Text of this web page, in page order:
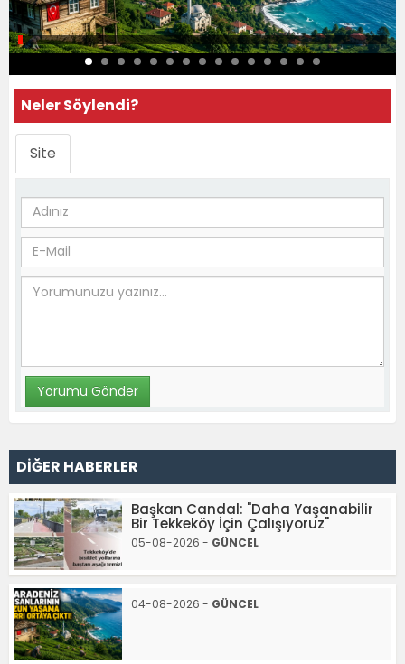
Neler Söylendi?
Site
DİĞER HABERLER
Başkan Candal: "Daha Yaşanabilir
Bir Tekkeköy İçin Çalışıyoruz"
05-08-2026 - GÜNCEL
04-08-2026 - GÜNCEL